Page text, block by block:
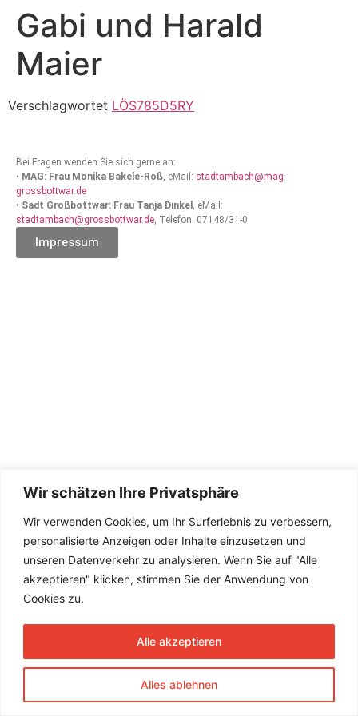
Wir schätzen Ihre Privatsphäre
Wir verwenden Cookies, um Ihr Surferlebnis zu verbessern,
personalisierte Anzeigen oder Inhalte einzusetzen und
unseren Datenverkehr zu analysieren. Wenn Sie auf "Alle
akzeptieren" klicken, stimmen Sie der Anwendung von
Cookies zu.
Alles ablehnen
Alle akzeptieren
Gabi und Harald
Maier
Verschlagwortet LÖS785D5RY
Bei Fragen wenden Sie sich gerne an:
• MAG: Frau Monika Bakele-Roß, eMail: stadtambach@mag-
grossbottwar.de
• Sadt Großbottwar: Frau Tanja Dinkel , eMail:
stadtambach@grossbottwar.de, Telefon: 07148/31-0
Impressum